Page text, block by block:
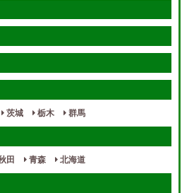
茨城 栃木 群馬
田 青森 北海道